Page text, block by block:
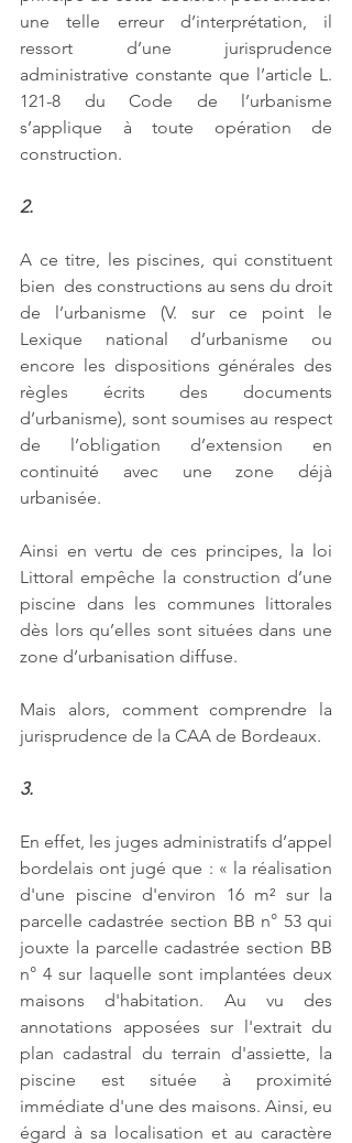
une telle erreur d’interprétation, il
ressort d’une jurisprudence
administrative constante que l’article L.
121-8 du Code de l’urbanisme
s’applique à toute opération de
construction.
2.
A ce titre, les piscines, qui constituent
bien  des constructions au sens du droit
de l’urbanisme (V. sur ce point le
Lexique national d’urbanisme ou
encore les dispositions générales des
règles écrits des documents
d’urbanisme), sont soumises au respect
de l’obligation d’extension en
continuité avec une zone déjà
urbanisée.
Ainsi en vertu de ces principes, la loi
Littoral empêche la construction d’une
piscine dans les communes littorales
dès lors qu’elles sont situées dans une
zone d’urbanisation diffuse.
Mais alors, comment comprendre la
jurisprudence de la CAA de Bordeaux.
3.
En effet, les juges administratifs d’appel
bordelais ont jugé que : « la réalisation
d'une piscine d'environ 16 m² sur la
parcelle cadastrée section BB n° 53 qui
jouxte la parcelle cadastrée section BB
n° 4 sur laquelle sont implantées deux
maisons d'habitation. Au vu des
annotations apposées sur l'extrait du
plan cadastral du terrain d'assiette, la
piscine est située à proximité
immédiate d'une des maisons. Ainsi, eu
égard à sa localisation et au caractère